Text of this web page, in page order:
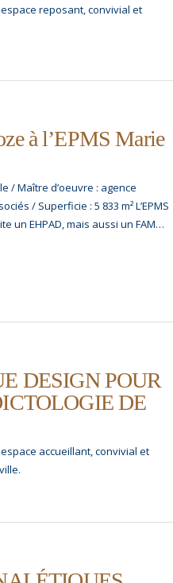
reposant, convivial et
à l’EPMS Marie
/ Maître d’oeuvre : agence
/ Superficie : 5 833 m² L’EPMS
un EHPAD, mais aussi un FAM…
DESIGN POUR
DE
accueillant, convivial et